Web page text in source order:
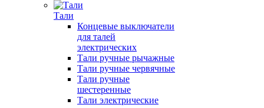
Тали
Концевые выключатели
для талей
электрических
Тали ручные рычажные
Тали ручные червячные
Тали ручные
шестеренные
Тали электрические